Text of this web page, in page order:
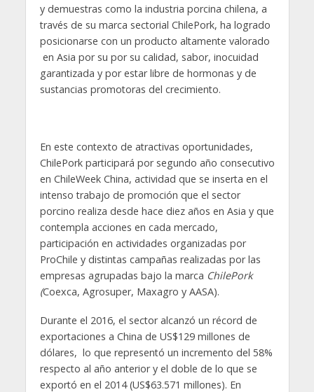
y demuestras como la industria porcina chilena, a
través de su marca sectorial ChilePork, ha logrado
posicionarse con un producto altamente valorado
en Asia por su por su calidad, sabor, inocuidad
garantizada y por estar libre de hormonas y de
sustancias promotoras del crecimiento.
En este contexto de atractivas oportunidades,
ChilePork participará por segundo año consecutivo
en ChileWeek China, actividad que se inserta en el
intenso trabajo de promoción que el sector
porcino realiza desde hace diez años en Asia y que
contempla acciones en cada mercado,
participación en actividades organizadas por
ProChile y distintas campañas realizadas por las
empresas agrupadas bajo la marca ChilePork
(Coexca, Agrosuper, Maxagro y AASA).
Durante el 2016, el sector alcanzó un récord de
exportaciones a China de US$129 millones de
dólares, lo que representó un incremento del 58%
respecto al año anterior y el doble de lo que se
exportó en el 2014 (US$63.571 millones). En